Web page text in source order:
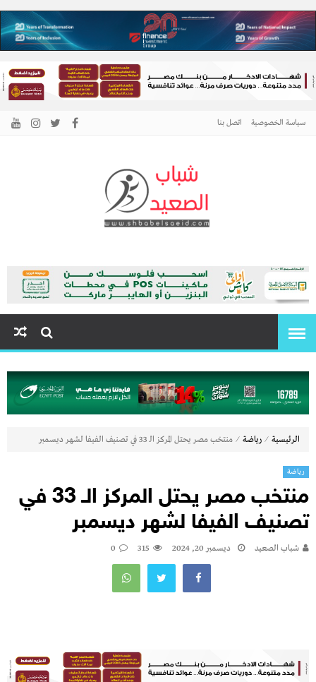
سياسة الخصوصية اتصل بنا
شباب الصعيد
الرئيسية ⁄ رياضة ⁄ منتخب مصر يحتل المركز الـ 33 في تصنيف الفيفا لشهر ديسمبر
رياضة
منتخب مصر يحتل المركز الـ 33 في
تصنيف الفيفا لشهر ديسمبر
شباب الصعيد ديسمبر 20, 2024 315
0